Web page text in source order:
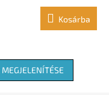
Kosárba